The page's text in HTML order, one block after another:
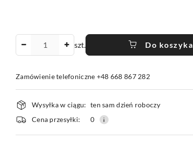
szt. Do koszyka
Zamówienie telefoniczne +48 668 867 282
Dostępność
i
dostawa
Wysyłka w ciągu: ten sam dzień roboczy
Cena przesyłki:
0